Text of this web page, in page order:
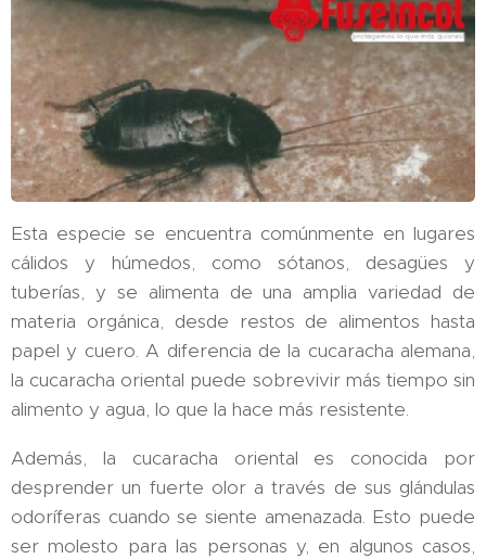
Esta especie se encuentra comúnmente en lugares
cálidos y húmedos, como sótanos, desagües y
tuberías, y se alimenta de una amplia variedad de
materia orgánica, desde restos de alimentos hasta
papel y cuero. A diferencia de la cucaracha alemana,
la cucaracha oriental puede sobrevivir más tiempo sin
alimento y agua, lo que la hace más resistente.
Además, la cucaracha oriental es conocida por
desprender un fuerte olor a través de sus glándulas
odoríferas cuando se siente amenazada. Esto puede
ser molesto para las personas y, en algunos casos,